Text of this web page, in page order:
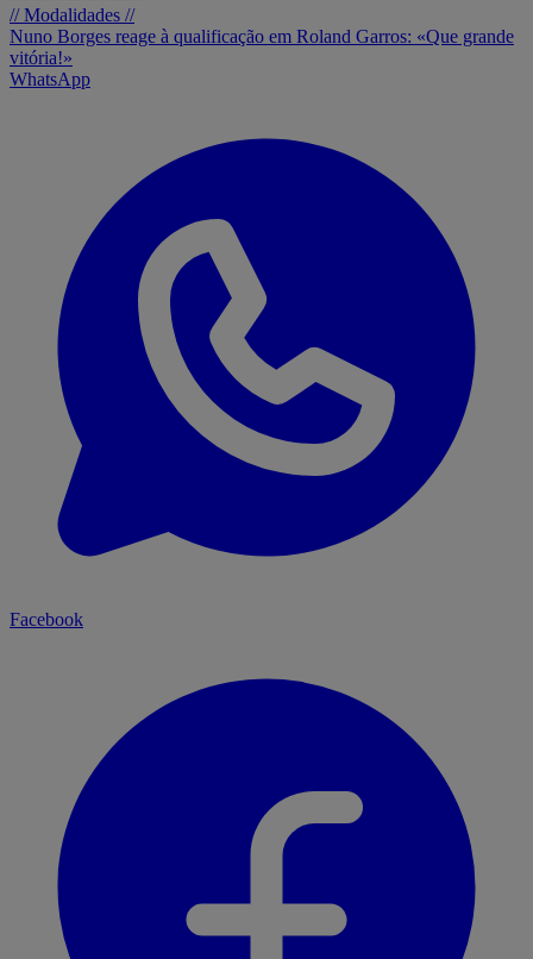
// Modalidades //
Nuno Borges reage à qualificação em Roland Garros: «Que grande
vitória!»
WhatsApp
Facebook